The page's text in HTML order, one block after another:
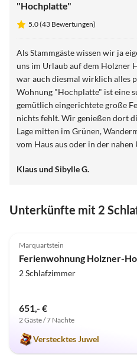
"Hochplatte"
5.0 (43 Bewertungen)
Als Stammgäste wissen wir ja
uns im Urlaub auf dem Holzner
war auch diesmal wirklich alles
Wohnung "Hochplatte" ist eine
gemütlich eingerichtete große
nichts fehlt. Wir genießen dort die herrliche ruhige
Lage mitten im Grünen,
vom Haus aus oder in der nahen
Betreuung durch die Gastgeber. Wir kommen gerne
Klaus und Sibylle G.
Unterkünfte mit 2
Marquartstein
2 Schlafzimmer
651,- €
2 Gäste / 7 Nächte
Verstecktes Juwel